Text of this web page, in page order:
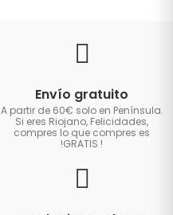
Envío gratuito
A partir de 60€ solo en Península.
Si eres Riojano, Felicidades,
compres lo que compres es
!GRATIS !